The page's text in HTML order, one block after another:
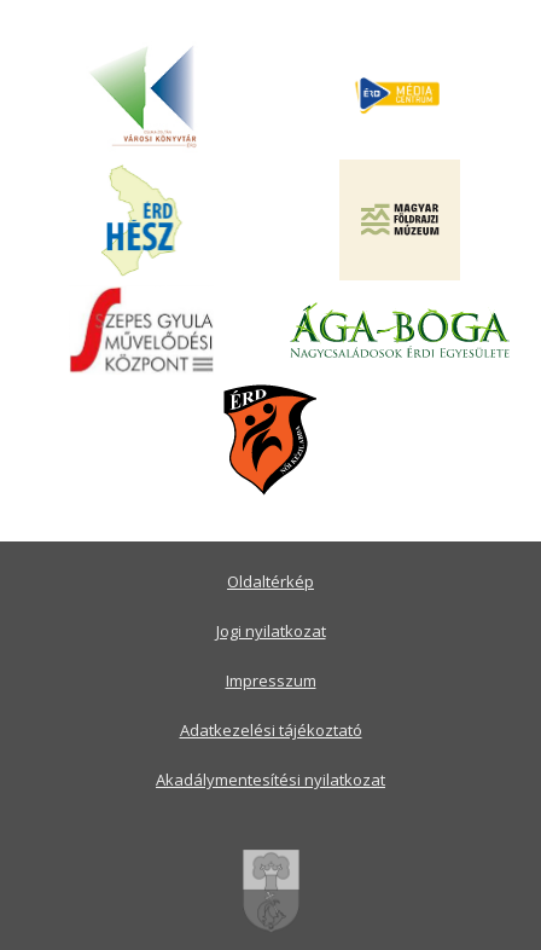
Oldaltérkép
Jogi nyilatkozat
Impresszum
Adatkezelési tájékoztató
Akadálymentesítési nyilatkozat